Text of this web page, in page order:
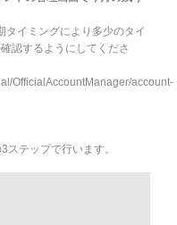
イミングにより多少のタイ
認するようにしてくださ
OfficialAccountManager/account-
ステップで行います。